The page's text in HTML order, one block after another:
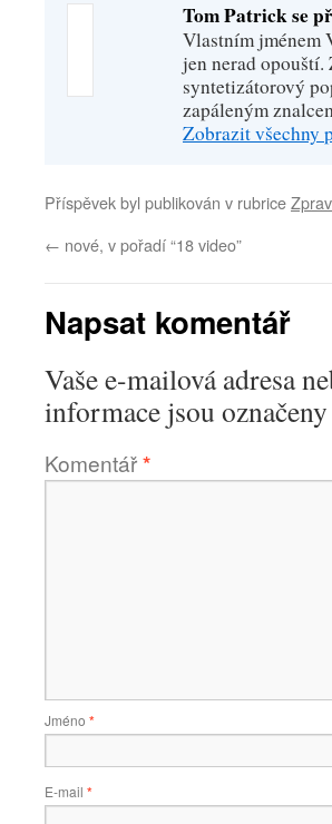
Tom Patrick se
Vlastním jménem
jen nerad opouští.
syntetizátorový
zapáleným
Zobrazit všechny
Příspěvek byl publikován v rubrice
← nové, v pořadí “18 video”
Napsat komentář
Vaše e-mailová adresa
informace jsou označeny
Komentář*
Jméno *
E-mail *